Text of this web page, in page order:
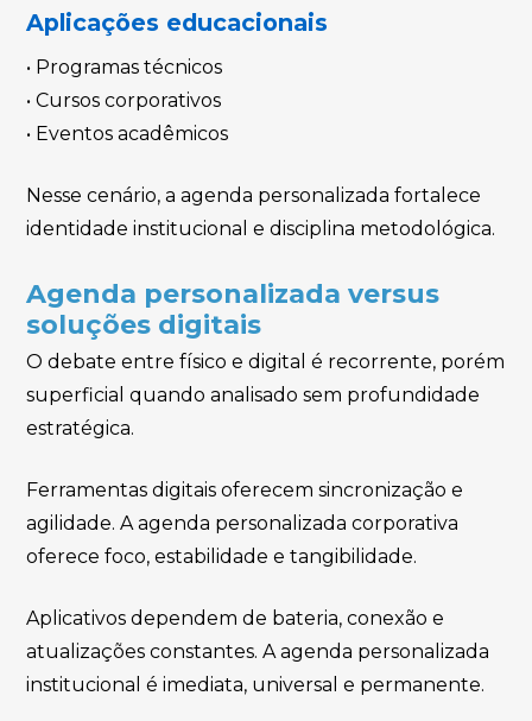
Aplicações educacionais
• Programas técnicos
• Cursos corporativos
• Eventos acadêmicos
Nesse cenário, a agenda personalizada fortalece
identidade institucional e disciplina metodológica.
Agenda personalizada versus
soluções digitais
O debate entre físico e digital é recorrente, porém
superficial quando analisado sem profundidade
estratégica.
Ferramentas digitais oferecem sincronização e
agilidade. A agenda personalizada corporativa
oferece foco, estabilidade e tangibilidade.
Aplicativos dependem de bateria, conexão e
atualizações constantes. A agenda personalizada
institucional é imediata, universal e permanente.